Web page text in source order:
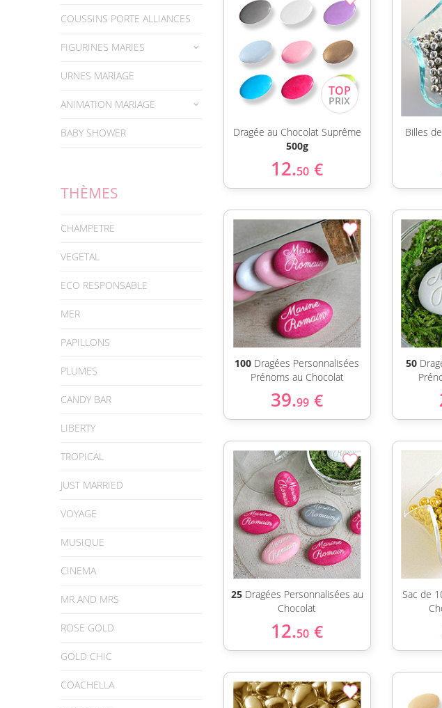
COUSSINS PORTE ALLIANCES
FIGURINES MARIES
URNES MARIAGE
ANIMATION MARIAGE
BABY SHOWER
THÈMES
CHAMPETRE
VEGETAL
ECO RESPONSABLE
MER
PAPILLONS
PLUMES
CANDY BAR
LIBERTY
TROPICAL
JUST MARRIED
VOYAGE
MUSIQUE
CINEMA
MR AND MRS
ROSE GOLD
GOLD CHIC
COACHELLA
Dragée au Chocolat Suprême
500g
12.50 €
Billes
100 Dragées Personnalisées
Prénoms au Chocolat
39.99 €
50
25Dragées Personnalisées au
Chocolat
12.50 €
Sac de